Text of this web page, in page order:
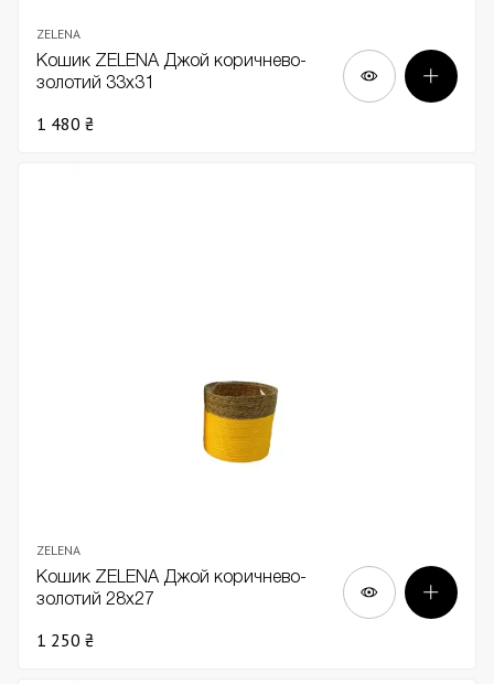
ZELENA
Кошик ZELENA Джой коричнево-
золотий 33х31
1 480 ₴
ZELENA
Кошик ZELENA Джой коричнево-
золотий 28х27
1 250 ₴